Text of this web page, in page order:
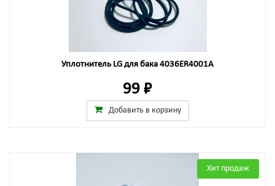
Уплотнитель LG для бака 4036ER4001A
99 ₽
Добавить в корзину
Хит продаж